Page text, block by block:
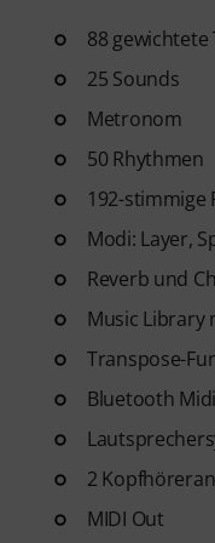
88
25 Sounds
Metronom
50 Rhythmen
192-stimmige
Modi: Layer,
Reverb und
Music Library
Transpose-
Bluetooth
2
MIDI Out